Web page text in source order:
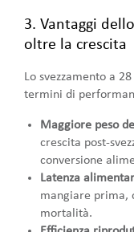
3. Vantaggi
oltre la crescita
Lo svezzamento a
termini di
Maggiore peso
crescita post-
conversione
Latenza
mangiare prima,
mortalità.